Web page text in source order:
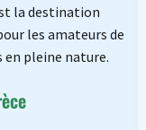
la destination
les amateurs de
en pleine nature.